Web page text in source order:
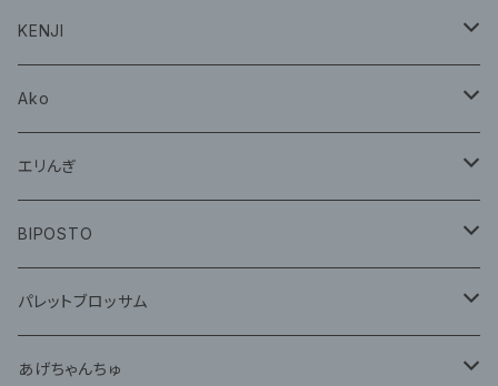
CD
グッズ
KENJI
グッズ
Ako
グッズ
CD
エリんぎ
グッズ
BIPOSTO
グッズ
パレットブロッサム
CD
あげちゃんちゅ